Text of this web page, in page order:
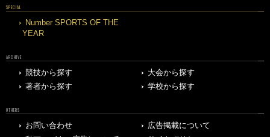
SPECIAL
Number SPORTS OF THE
YEAR
ARCHIVE
競技から探す
大会から探す
著者から探す
学校から探す
OTHERS
お問い合わせ
広告掲載について